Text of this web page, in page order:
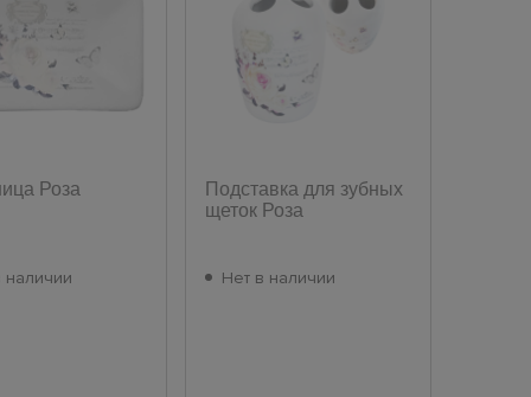
Роза
наличии
Подставка для зубных
щеток Роза
Нет в наличии